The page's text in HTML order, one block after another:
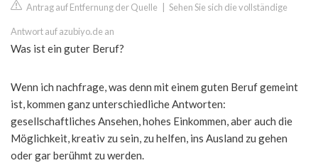
Antrag auf Entfernung der Quelle Sehen Sie sich die vollständige
Antwort auf azubiyo.de an
Was ist ein guter Beruf?
Wenn ich nachfrage, was denn mit einem guten Beruf gemeint
ist, kommen ganz unterschiedliche Antworten:
gesellschaftliches Ansehen, hohes Einkommen, aber auch die
Möglichkeit, kreativ zu sein, zu helfen, ins Ausland zu gehen
oder gar berühmt zu werden.